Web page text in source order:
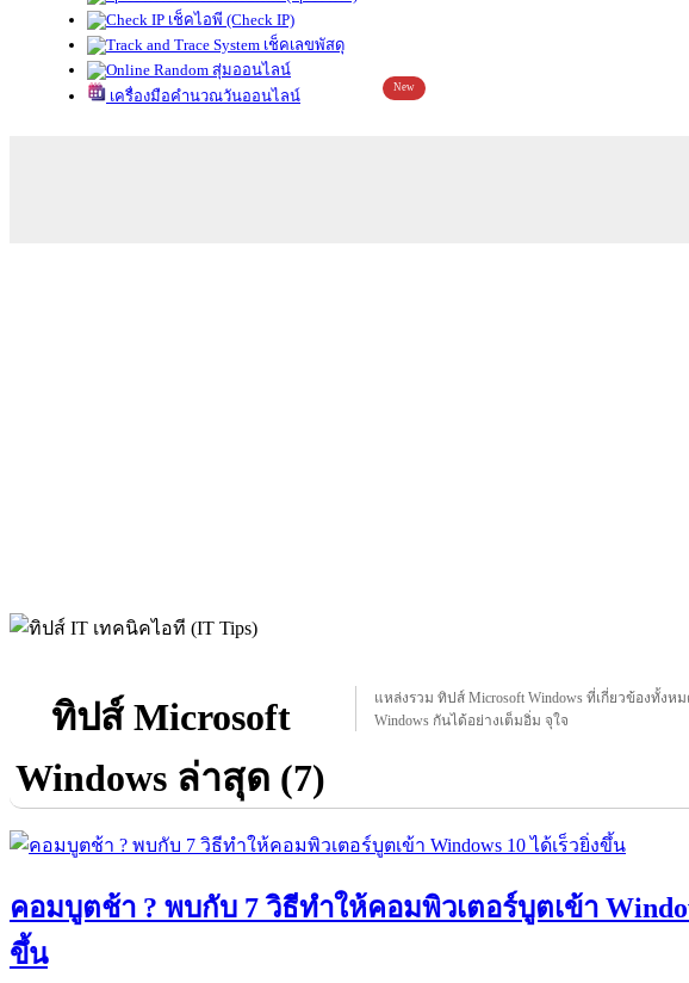
เช็คไอพี (Check IP)
เช็คเลขพัสดุ
สุ่มออนไลน์
เครื่องมือคำนวณวันออนไลน์
New
ทิปส์ Microsoft
Windows ล่าสุด (7)
แหล่งรวม ทิปส์ Microsoft Windows ที่เกี่ยวข้องทั้งห
Windows กันได้อย่างเต็มอิ่ม จุใจ
คอมบูตช้า ? พบกับ 7 วิธีทําให้คอมพิวเตอร์บูตเข้า
ขึ้น